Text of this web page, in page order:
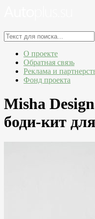
О проекте
Обратная связь
Реклама и
Фонд проекта
Misha
боди-кит